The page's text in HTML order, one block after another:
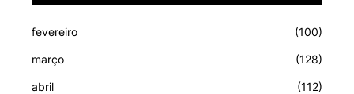
fevereiro (100)
março (128)
abril (112)